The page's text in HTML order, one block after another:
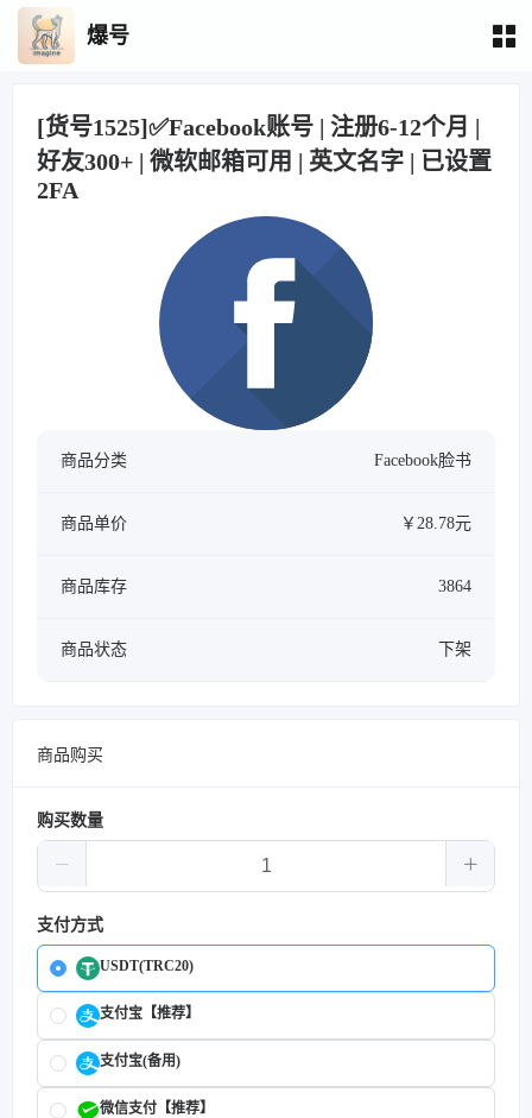
爆号
[货号1525]✅Facebook账号 | 注册6-12个月 |
好友300+ | 微软邮箱可用 | 英文名字 | 已设置
2FA
商品分类 Facebook脸书
商品单价 ￥28.78元
商品库存 3864
商品状态 下架
商品购买
购买数量
支付方式
USDT(TRC20)
支付宝【推荐】
支付宝(备用)
微信支付【推荐】